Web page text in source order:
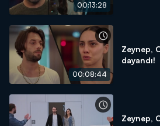
00:13:28
00:08:44
Zeynep,
dayandı!
Zeynep,